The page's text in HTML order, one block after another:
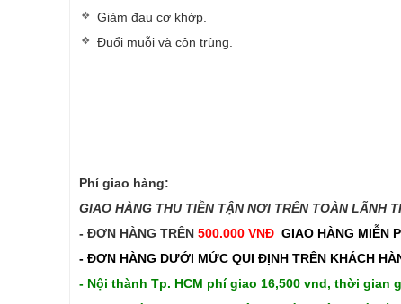
Giảm đau cơ khớp.
Đuổi muỗi và côn trùng.
Phí giao hàng:
GIAO HÀNG THU TIỀN TẬN NƠI TRÊN TOÀN LÃNH
- ĐƠN HÀNG TRÊN 500.000 VNĐ GIAO HÀNG MIỄN
- ĐƠN HÀNG DƯỚI MỨC QUI ĐỊNH TRÊN KHÁCH
- Nội thành Tp. HCM phí giao 16,500 vnd, thời gian